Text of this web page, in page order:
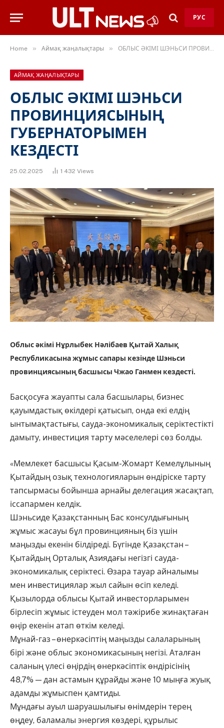
РУС
Home » Аймақ жаңалықтары » ОБЛЫС ӘКІМІ ШЭНЬСИ ПРОВИНЦИЯСЫНЫҢ ГУБЕРНАТОРЫМЕН КЕЗДЕСТІ
АЙМАҚ ЖАҢАЛЫҚТАРЫ
ОБЛЫС ӘКІМІ ШЭНЬСИ
ПРОВИНЦИЯСЫНЫҢ
ГУБЕРНАТОРЫМЕН
КЕЗДЕСТІ
25.02.2025 1 432 Views
Облыс әкімі Нұрлыбек Нәлібаев Қытай Халық
Республикасына жұмыс сапары кезінде Шэньси
провинциясының басшысы Чжао Ганмен кездесті.
Басқосуға жауапты сала басшылары, бизнес
қауымдастық өкілдері қатысып, онда екі елдің
ынтымақтастығы, сауда-экономикалық серіктестікті
дамыту, инвестиция тарту мәселелері сөз болды.
«Мемлекет басшысы Қасым-Жомарт Кемелұлының
Қытайдың озық технологияларын өндіріске тарту
тапсырмасы бойынша арнайы делегация жасақтап,
іссапармен келдік.
Шэньсиде Қазақстанның Бас консулдығының
жұмыс жасауы бұл провинцияның біз үшін
маңызды екенін білдіреді. Бүгінде Қазақстан –
Қытайдың Орталық Азиядағы негізгі сауда-
экономикалық серіктесі. Өзара тауар айналымы
мен инвестициялар жыл сайын өсіп келеді.
Қызылорда облысы Қытай инвесторларымен
бірлесіп жұмыс істеуден мол тәжірибе жинақтаған
өңір екенін атап өткім келеді.
Мұнай-газ – өнеркәсіптің маңызды салаларының
бірі және облыс экономикасының негізі. Аталған
саланың үлесі өңірдің өнеркәсіптік өндірісінің
48,7% — дан астамын құрайды және 10 мыңға жуық
адамды жұмыспен қамтиды.
Мұндағы ауыл шаруашылығы өнімдерін терең
өңдеу, баламалы энергия көздері, құрылыс